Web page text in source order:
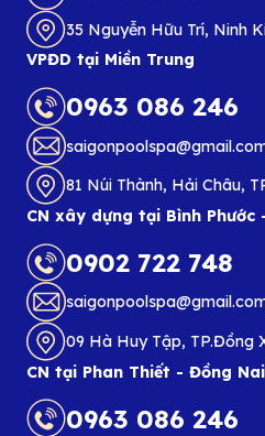
35 Nguyễn Hữu Trí, Ninh
VPĐD tại Miền Trung
0963 086 246
81 Núi Thành, Hải Châu,
CN xây dựng tại Bình Phước
0902 722 748
09 Hà Huy Tập, TP.Đồng
CN tại Phan Thiết - Đồng Nai
0963 086 246